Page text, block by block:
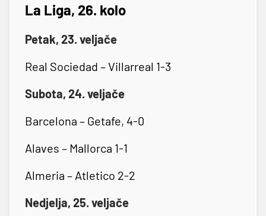
La Liga, 26. kolo
Petak, 23. veljače
Real Sociedad – Villarreal 1-3
Subota, 24. veljače
Barcelona – Getafe, 4-0
Alaves – Mallorca 1-1
Almeria – Atletico 2-2
Nedjelja, 25. veljače